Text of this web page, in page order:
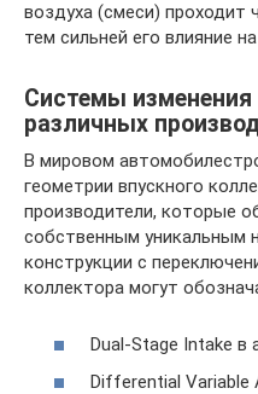
воздуха (смеси) проходит
тем сильней его влияние
Системы изменения
различных
В мировом
геометрии впускного
производители, которые
собственным уникальным
конструкции с
коллектора могут
Dual-Stage Intake в
Differential Variable